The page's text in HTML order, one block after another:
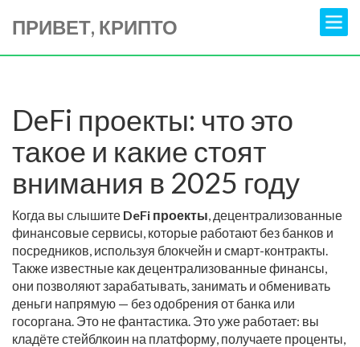
ПРИВЕТ, КРИПТО
DeFi проекты: что это
такое и какие стоят
внимания в 2025 году
Когда вы слышите DeFi проекты, децентрализованные
финансовые сервисы, которые работают без банков и
посредников, используя блокчейн и смарт-контракты.
Также известные как децентрализованные финансы,
они позволяют зарабатывать, занимать и обменивать
деньги напрямую — без одобрения от банка или
госоргана. Это не фантастика. Это уже работает: вы
кладёте стейблкоин на платформу, получаете проценты,